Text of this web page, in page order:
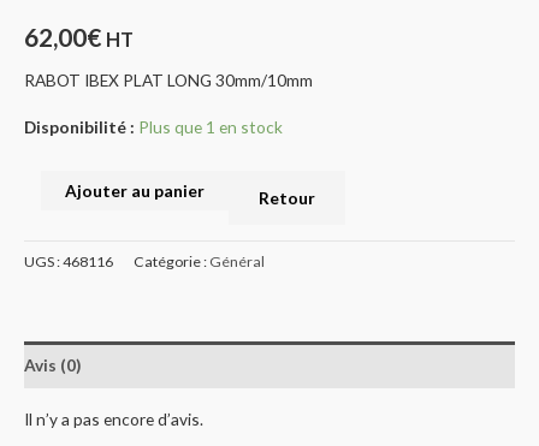
62,00€ HT
RABOT IBEX PLAT LONG 30mm/10mm
Disponibilité : Plus que 1 en stock
Ajouter au panier Retour
UGS :468116 Catégorie : Général
Avis (0)
Il n’y a pas encore d’avis.